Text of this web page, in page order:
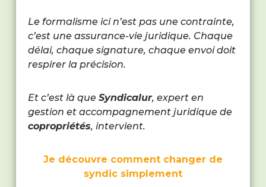
Le formalisme ici n’est pas une contrainte,
c’est une assurance-vie juridique. Chaque
délai, chaque signature, chaque envoi doit
respirer la précision.
Et c’est là que Syndicalur, expert en
gestion et accompagnement juridique de
copropriétés, intervient.
Je découvre comment changer de
syndic simplement